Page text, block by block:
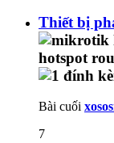
Thiết bị
Bài cuối
7